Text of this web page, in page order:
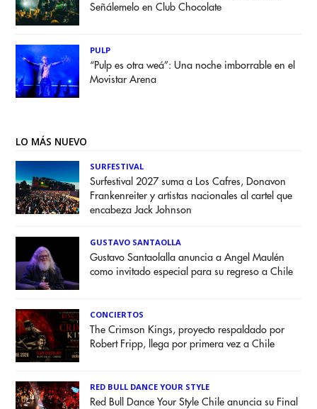
Señálemelo en Club Chocolate
PULP
“Pulp es otra weá”: Una noche imborrable en el
Movistar Arena
LO MÁS NUEVO
SURFESTIVAL
Surfestival 2027 suma a Los Cafres, Donavon
Frankenreiter y artistas nacionales al cartel que
encabeza Jack Johnson
GUSTAVO SANTAOLLA
Gustavo Santaolalla anuncia a Angel Maulén
como invitado especial para su regreso a Chile
CONCIERTOS
The Crimson Kings, proyecto respaldado por
Robert Fripp, llega por primera vez a Chile
RED BULL DANCE YOUR STYLE
Red Bull Dance Your Style Chile anuncia su Final